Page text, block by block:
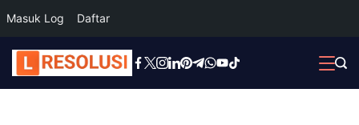
Masuk Log Daftar
Skip
to